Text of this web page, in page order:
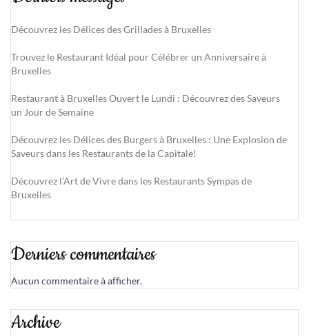
Découvrez les Délices des Grillades à Bruxelles
Trouvez le Restaurant Idéal pour Célébrer un Anniversaire à
Bruxelles
Restaurant à Bruxelles Ouvert le Lundi : Découvrez des Saveurs
un Jour de Semaine
Découvrez les Délices des Burgers à Bruxelles : Une Explosion de
Saveurs dans les Restaurants de la Capitale!
Découvrez l’Art de Vivre dans les Restaurants Sympas de
Bruxelles
Derniers commentaires
Aucun commentaire à afficher.
Archive